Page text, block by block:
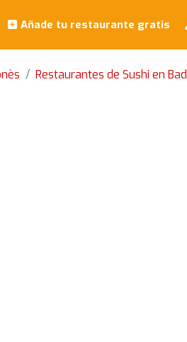
Añade tu restaurante gratis
Restaurantes de Sushi en